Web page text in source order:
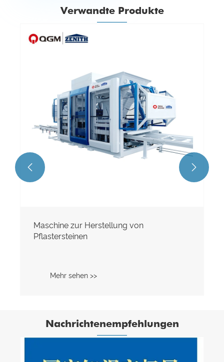
Verwandte Produkte
Mehr sehen >>
 
Nachrichtenempfehlungen